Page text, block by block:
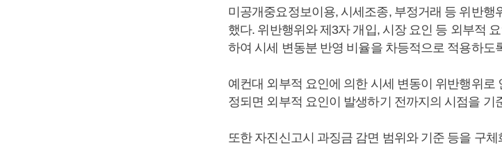
미공개중요정보이용, 시세조종, 부정거래 등 위반
했다. 위반행위와 제3자 개입, 시장 요인 등 외부적
하여 시세 변동분 반영 비율을 차등적으로 적용하도
예컨대 외부적 요인에 의한 시세 변동이 위반행위로
정되면 외부적 요인이 발생하기 전까지의 시점을 기
또한 자진신고시 과징금 감면 범위와 기준 등을 구체